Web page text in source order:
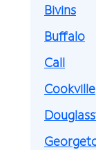
Bivins
Buffalo
Call
Cookville